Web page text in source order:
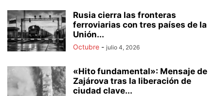
Rusia cierra las fronteras
ferroviarias con tres países de la
Unión...
Octubre - julio 4, 2026
«Hito fundamental»: Mensaje de
Zajárova tras la liberación de
ciudad clave...